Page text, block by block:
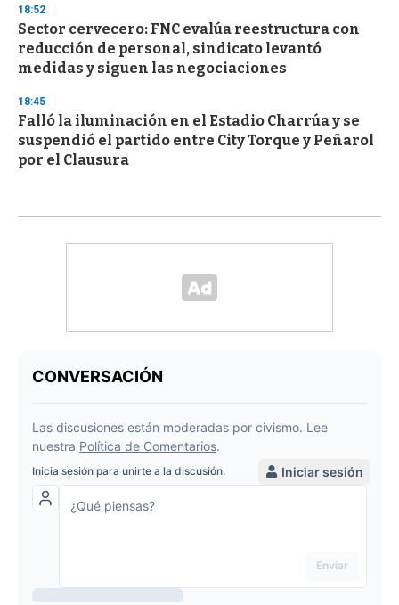
18:52
Sector cervecero: FNC evalúa reestructura con
reducción de personal, sindicato levantó
medidas y siguen las negociaciones
18:45
Falló la iluminación en el Estadio Charrúa y se
suspendió el partido entre City Torque y Peñarol
por el Clausura